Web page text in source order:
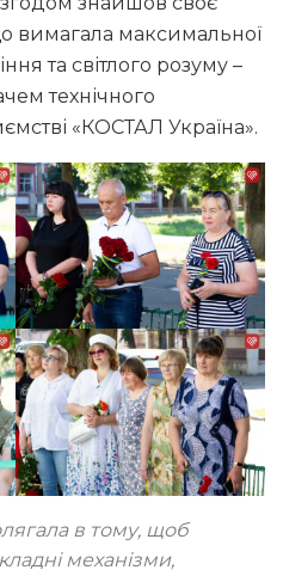
вимагала максимальної
та світлого розуму –
технічного
«КОСТАЛ Україна».
в тому, щоб
механізми,